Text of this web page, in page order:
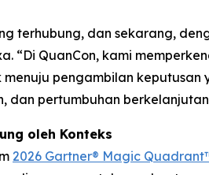
terhubung, dan sekarang,
“Di QuanCon, kami
pengambilan keputusan
pertumbuhan
oleh Konteks
2026 Gartner® Magic